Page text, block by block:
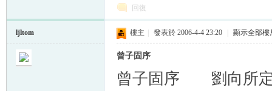
回復
ljltom 樓主 發表於 2006-4-4 23:20 顯示全部樓
曾子固序
曾子固序 劉向所定